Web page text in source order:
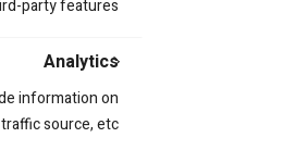
party features.
Analytics
information on
source, etc.